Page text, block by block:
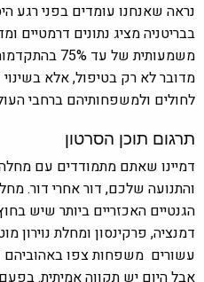
נראה שאנחנו עומדים בפני רגע
בבריטניה מציג נתונים דרמטיים
משמעותית של עד
מדובר לא רק בטיפול, אלא
לחולים ולמשפחותיהם ברחבי
תרגום תוכן הסרטון
דמיינו שאתם מתמודדים עם
והתנועה שלכם, דור אחרי דור.
הגנטיים האכזריים ביותר שיש
עשורים משפחות צפו באהוביהם
אבל היום יש תקווה אמיתית.